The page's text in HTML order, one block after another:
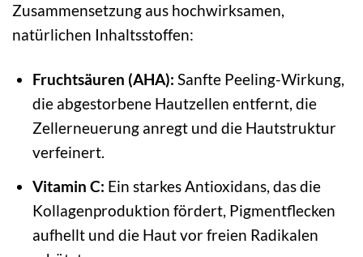
Zusammensetzung aus hochwirksamen,
natürlichen Inhaltsstoffen:
Fruchtsäuren (AHA): Sanfte Peeling-Wirkung,
die abgestorbene Hautzellen entfernt, die
Zellerneuerung anregt und die Hautstruktur
verfeinert.
Vitamin C: Ein starkes Antioxidans, das die
Kollagenproduktion fördert, Pigmentflecken
aufhellt und die Haut vor freien Radikalen